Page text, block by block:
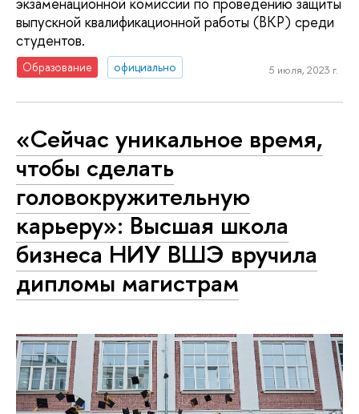
выпускной квалификационной работы (ВКР) среди
студентов.
Образование официально 5 июля, 2023 г.
«Сейчас уникальное время,
чтобы сделать
головокружительную
карьеру»: Высшая школа
бизнеса НИУ ВШЭ вручила
дипломы магистрам